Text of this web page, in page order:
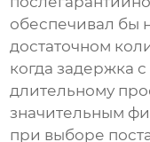
обеспечивал бы
достаточном
когда задержка
длительному
значительным
при выборе